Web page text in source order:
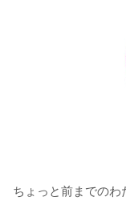
ちょっと前までのわ